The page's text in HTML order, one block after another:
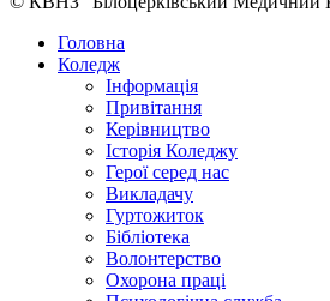
Головна
Коледж
Інформація
Привітання
Керівництво
Історія Коледжу
Герої серед нас
Викладачу
Гуртожиток
Бібліотека
Волонтерство
Охорона праці